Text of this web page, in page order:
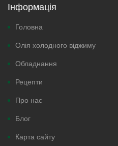
Інформація
Головна
Олія холодного віджиму
Обладнання
Рецепти
Про нас
Блог
Карта сайту